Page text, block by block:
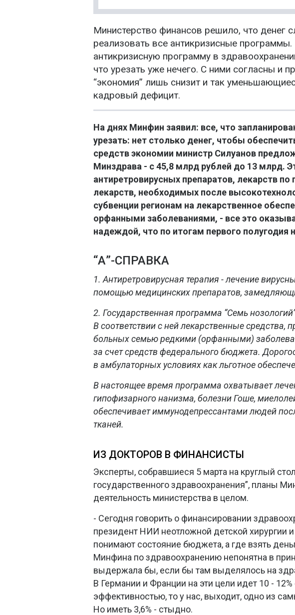
Министерство финансов решило, что денег
реализовать все антикризисные
антикризисную программу в
что урезать уже нечего. С ними согласны и
“экономия” лишь снизит и так
кадровый дефицит.
На днях Минфин заявил: все, что
урезать: нет столько денег, чтобы
средств экономии министр Силуанов
Минздрава - с 45,8 млрд рублей до 13 млрд.
антиретровирусных препаратов, лекарств
лекарств, необходимых после
субвенции регионам на лекарственное
орфанными заболеваниями, - все это
надеждой, что по итогам первого полугодия
“А”-СПРАВКА
1. Антиретровирусная терапия - лечение
помощью медицинских препаратов,
2. Государственная программа “Семь
В соответствии с ней лекарственные средства,
больных семью редкими (орфанными)
за счет средств федерального бюджета.
в амбулаторных условиях как льготное
В настоящее время программа охватывает
гипофизарного нанизма, болезни Гоше,
обеспечивает иммунодепрессантами людей
тканей.
ИЗ ДОКТОРОВ В ФИНАНСИСТЫ
Эксперты, собравшиеся 5 марта на круглый
государственного здравоохранения”, планы
деятельность министерства в целом.
- Сегодня говорить о финансировании
президент НИИ неотложной детской хирургии
понимают состояние бюджета, а где взять
Минфина по здравоохранению непонятна в
выдержала бы, если бы там выделялось на
В Германии и Франции на эти цели идет 10 -
эффективностью, то у нас, выходит, одно из
Но иметь 3,6% - стыдно.